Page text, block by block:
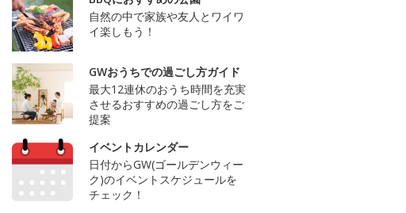
自然の中で家族や友人とワイワ
イ楽しもう！
GWおうちでの過ごし方ガイド
最大12連休のおうち時間を充実
させるおすすめの過ごし方をご
提案
イベントカレンダー
日付からGW(ゴールデンウィー
ク)のイベントスケジュールを
チェック！